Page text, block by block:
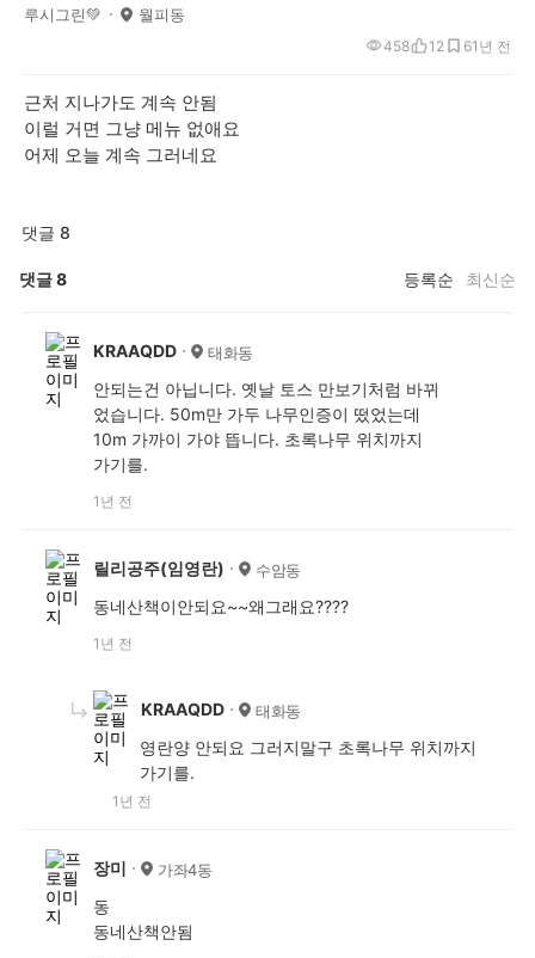
루시그린💚 월피동
1년 전
458 12 6
근처 지나가도 계속 안됨
이럴 거면 그냥 메뉴 없애요
어제 오늘 계속 그러네요
댓글 8
댓글8 등록순 최신순
KRAAQDD 태화동
안되는건 아닙니다. 옛날 토스 만보기처럼 바뀌
었습니다. 50m만 가두 나무인증이 떴었는데
10m 가까이 가야 뜹니다. 초록나무 위치까지
가기를.
1년 전
릴리공주(임영란) 수암동
동네산책이안되요~~왜그래요????
1년 전
KRAAQDD 태화동
영란양 안되요 그러지말구 초록나무 위치까지
가기를.
1년 전
장미 가좌4동
동
동네산책안됨